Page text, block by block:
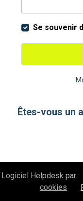
Se souvenir
Êtes-vous un
Logiciel Helpdesk par
cookies